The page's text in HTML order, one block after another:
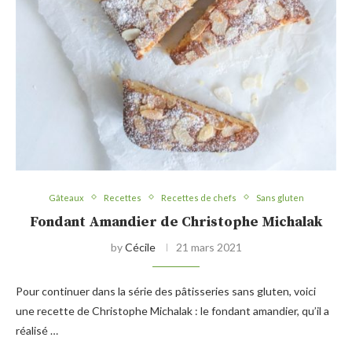
Gâteaux Recettes Recettes de chefs Sans gluten
Fondant Amandier de Christophe Michalak
byCécile 21 mars 2021
Pour continuer dans la série des pâtisseries sans gluten, voici
une recette de Christophe Michalak : le fondant amandier, qu’il a
réalisé …